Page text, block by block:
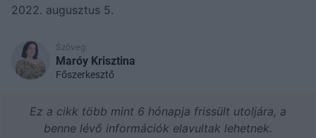
2022. augusztus 5.
Szöveg:
Maróy Krisztina
Főszerkesztő
Ez a cikk több mint 6 hónapja frissült utoljára, a
benne lévő információk elavultak lehetnek.